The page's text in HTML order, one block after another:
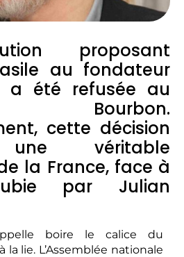
proposant
au fondateur
a été refusée au
Bourbon.
cette décision
une véritable
la France, face à
par Julian
boire le calice du
la lie. L’Assemblée nationale